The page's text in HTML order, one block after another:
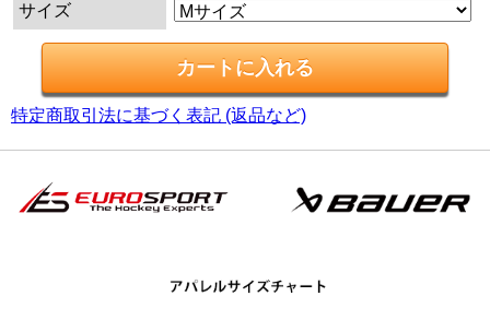
サイズ
特定商取引法に基づく表記 (返品など)